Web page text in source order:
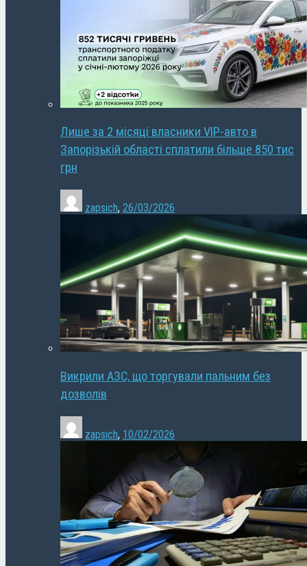
Лише за 2 місяці власники VIP-авто в
Запорізькій області сплатили більше 850 тис
грн
zapsich, 26/03/2026
Викрили АЗС, що торгували пальним без
дозволів
zapsich, 10/02/2026